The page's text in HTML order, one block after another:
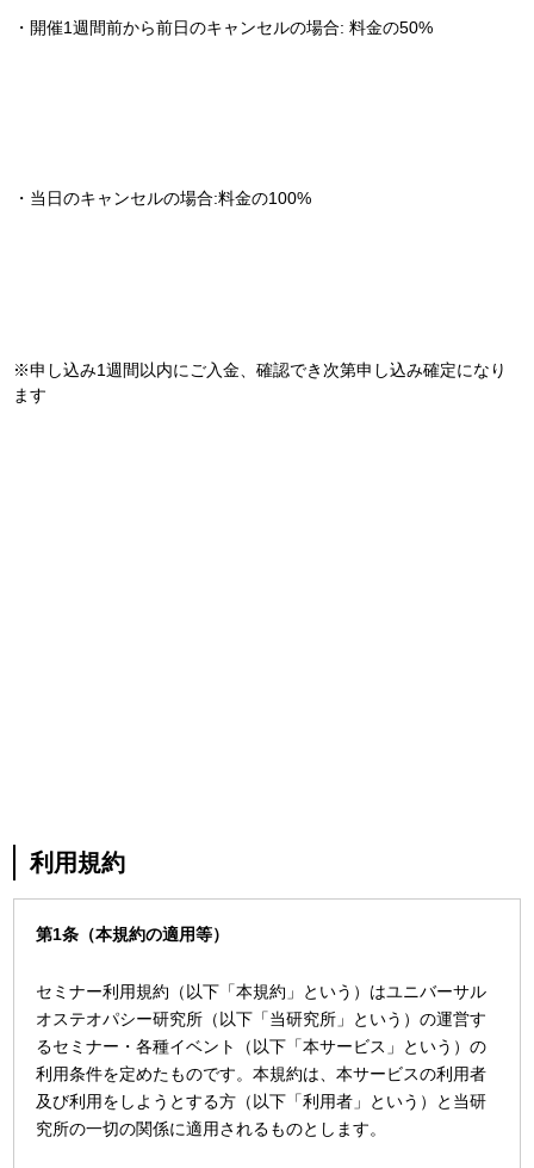
・開催1週間前から前日のキャンセルの場合: 料金の50%
・当日のキャンセルの場合:料金の100%
※申し込み1週間以内にご入金、確認でき次第申し込み確定になり
ます
利用規約
第1条（本規約の適用等）
セミナー利用規約（以下「本規約」という）はユニバーサル
オステオパシー研究所（以下「当研究所」という）の運営す
るセミナー・各種イベント（以下「本サービス」という）の
利用条件を定めたものです。本規約は、本サービスの利用者
及び利用をしようとする方（以下「利用者」という）と当研
究所の一切の関係に適用されるものとします。